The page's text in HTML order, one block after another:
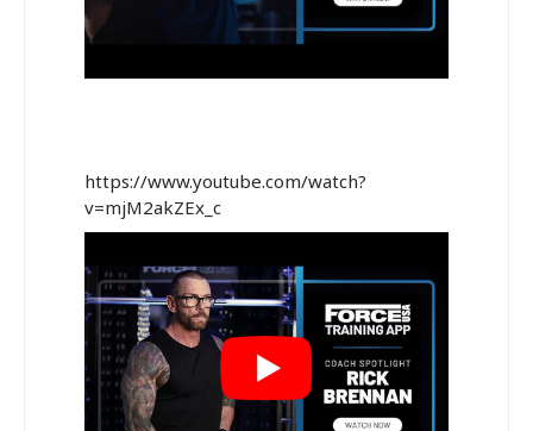
https://www.youtube.com/watch?
v=mjM2akZEx_c